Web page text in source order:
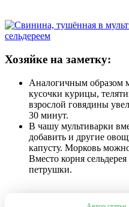
Хозяйке на заметку:
Аналогичным образом
кусочки курицы,
взрослой говядины
30 минут.
В чашу мультиварки
добавить и другие
капусту. Морковь
Вместо корня
петрушки.